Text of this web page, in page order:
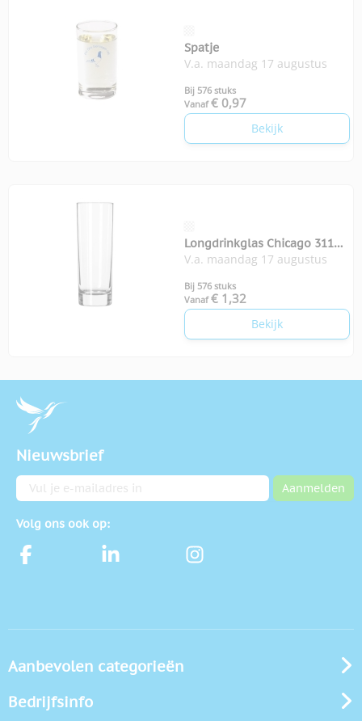
Spatje
V.a. maandag 17 augustus
Bij 576 stuks
Vanaf € 0,97
Bekijk
Longdrinkglas Chicago 311
ml
V.a. maandag 17 augustus
Bij 576 stuks
Vanaf € 1,32
Bekijk
Nieuwsbrief
E-mailadres Aanmelden
Volg ons ook op:
Aanbevolen categorieën
Bedrijfsinfo